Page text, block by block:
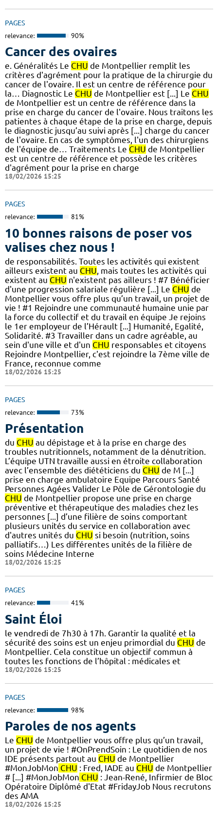
PAGES
relevance: 90%
Cancer des ovaires
e. Généralités Le CHU de Montpellier remplit les
critères d'agrément pour la pratique de la chirurgie du
cancer de l'ovaire. Il est un centre de référence pour
la… Diagnostic Le CHU de Montpellier est [...] Le CHU
de Montpellier est un centre de référence dans la
prise en charge du cancer de l'ovaire. Nous traitons les
patientes à chaque étape de la prise en charge, depuis
le diagnostic jusqu’au suivi après [...] charge du cancer
de l'ovaire. En cas de symptômes, l'un des chirurgiens
de l'équipe de… Traitements Le CHU de Montpellier
est un centre de référence et possède les critères
d'agrément pour la prise en charge
18/02/2026 15:25
PAGES
relevance: 81%
10 bonnes raisons de poser vos
valises chez nous !
de responsabilités. Toutes les activités qui existent
ailleurs existent au CHU , mais toutes les activités qui
existent au CHU n'existent pas ailleurs ! #7 Bénéficier
d'une progression salariale régulière [...] Le CHU de
Montpellier vous offre plus qu’un travail, un projet de
vie ! #1 Rejoindre une communauté humaine unie par
la force du collectif et du travail en équipe Je rejoins
le 1er employeur de l’Hérault [...] Humanité, Egalité,
Solidarité. #3 Travailler dans un cadre agréable, au
sein d'une ville et d'un CHU responsables et citoyens
Rejoindre Montpellier, c'est rejoindre la 7ème ville de
France, reconnue comme
18/02/2026 15:25
PAGES
relevance: 73%
Présentation
du CHU au dépistage et à la prise en charge des
troubles nutritionnels, notamment de la dénutrition.
L’équipe UTN travaille aussi en étroite collaboration
avec l’ensemble des diététiciens du CHU de M [...]
prise en charge ambulatoire Equipe Parcours Santé
Personnes Agées Valider Le Pôle de Gérontologie du
CHU de Montpellier propose une prise en charge
préventive et thérapeutique des maladies chez les
personnes [...] d’une filière de soins comportant
plusieurs unités du service en collaboration avec
d'autres unités du CHU si besoin (nutrition, soins
palliatifs…) Les différentes unités de la filière de
soins Médecine Interne
18/02/2026 15:25
PAGES
relevance: 41%
Saint Éloi
le vendredi de 7h30 à 17h. Garantir la qualité et la
sécurité des soins est un enjeu primordial du CHU de
Montpellier. Cela constitue un objectif commun à
toutes les fonctions de l’hôpital : médicales et
18/02/2026 15:25
PAGES
relevance: 98%
Paroles de nos agents
Le CHU de Montpellier vous offre plus qu’un travail,
un projet de vie ! #OnPrendSoin : Le quotidien de nos
IDE présents partout au CHU de Montpellier
#MonJobMon CHU : Fred, IADE au CHU de Montpellier
# [...] #MonJobMon CHU : Jean-René, Infirmier de Bloc
Opératoire Diplômé d'Etat #FridayJob Nous recrutons
des AMA
18/02/2026 15:25